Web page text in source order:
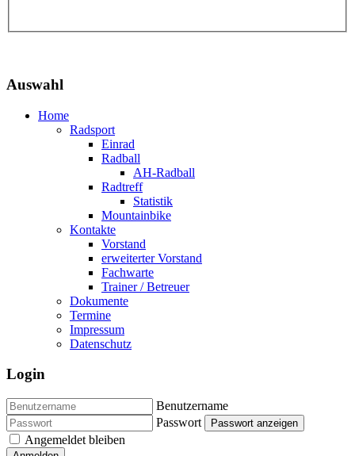
Auswahl
Home
Radsport
Einrad
Radball
AH-Radball
Radtreff
Statistik
Mountainbike
Kontakte
Vorstand
erweiterter Vorstand
Fachwarte
Trainer / Betreuer
Dokumente
Termine
Impressum
Datenschutz
Login
Benutzername
Passwort
Passwort anzeigen
Angemeldet bleiben